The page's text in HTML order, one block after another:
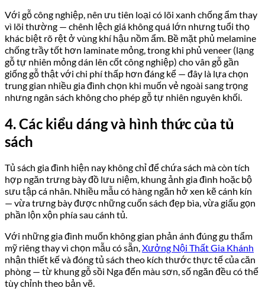
Với gỗ công nghiệp, nên ưu tiên loại có lõi xanh chống ẩm thay
vì lõi thường — chênh lệch giá không quá lớn nhưng tuổi thọ
khác biệt rõ rệt ở vùng khí hậu nồm ẩm. Bề mặt phủ melamine
chống trầy tốt hơn laminate mỏng, trong khi phủ veneer (lạng
gỗ tự nhiên mỏng dán lên cốt công nghiệp) cho vân gỗ gần
giống gỗ thật với chi phí thấp hơn đáng kể — đây là lựa chọn
trung gian nhiều gia đình chọn khi muốn vẻ ngoài sang trọng
nhưng ngân sách không cho phép gỗ tự nhiên nguyên khối.
4. Các kiểu dáng và hình thức của tủ
sách
Tủ sách gia đình hiện nay không chỉ để chứa sách mà còn tích
hợp ngăn trưng bày đồ lưu niệm, khung ảnh gia đình hoặc bộ
sưu tập cá nhân. Nhiều mẫu có hàng ngăn hở xen kẽ cánh kín
— vừa trưng bày được những cuốn sách đẹp bìa, vừa giấu gọn
phần lộn xộn phía sau cánh tủ.
Với những gia đình muốn không gian phản ánh đúng gu thẩm
mỹ riêng thay vì chọn mẫu có sẵn,Xưởng Nội Thất Gia Khánh
nhận thiết kế và đóng tủ sách theo kích thước thực tế của căn
phòng — từ khung gỗ sồi Nga đến màu sơn, số ngăn đều có thể
tùy chỉnh theo bản vẽ.